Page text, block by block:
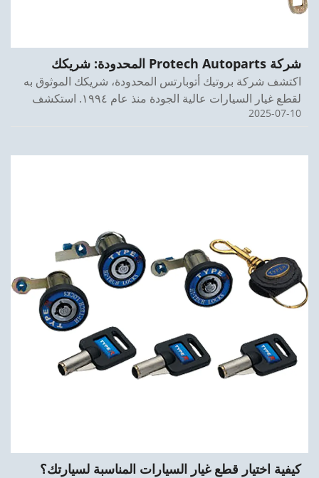
شركة Protech Autoparts المحدودة: شريكك
الموثوق لقطع غيار السيارات عالية الجودة منذ عام
1994
اكتشف شركة بروتيك أتوبارتس المحدودة، شريكك الموثوق به
لقطع غيار السيارات عالية الجودة منذ عام ١٩٩٤. استكشف
نطاق منتجاتنا اليوم!
2025-07-10
كيفية اختيار قطع غيار السيارات المناسبة لسيارتك؟